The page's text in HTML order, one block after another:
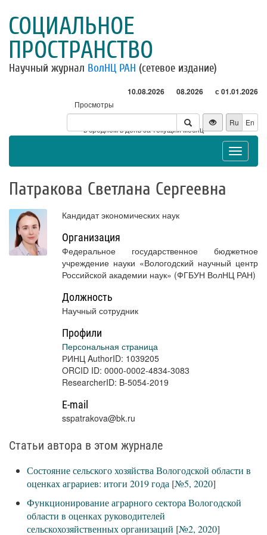
СОЦИАЛЬНОЕ
ПРОСТРАНСТВО
Научный журнал ВолНЦ РАН (сетевое издание)
10.08.2026 08.2026 с 01.01.2026
Просмотры
Посетители
* - в среднем в день за текущий месяц
Ru En
Toggle
Патракова Светлана Сергеевна
Кандидат экономических наук
Организация
Федеральное государственное бюджетное
учреждение науки «Вологодский научный центр
Российской академии наук» (ФГБУН ВолНЦ РАН)
Должность
Научный сотрудник
Профили
Персональная страница
РИНЦ AuthorID: 1039205
ORCID ID: 0000-0002-4834-3083
ResearcherID: B-5054-2019
E-mail
sspatrakova@bk.ru
Статьи автора в этом журнале
Состояние сельского хозяйства Вологодской области в
оценках аграриев: итоги 2019 года [№5, 2020]
Функционирование аграрного сектора Вологодской
области в оценках руководителей
сельскохозяйственных организаций [№2, 2020]